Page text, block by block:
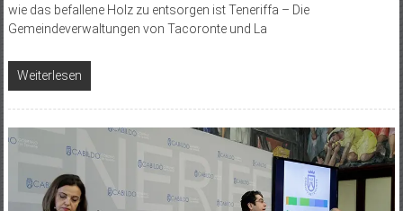
wie das befallene Holz zu entsorgen ist Teneriffa – Die
Gemeindeverwaltungen von Tacoronte und La
Weiterlesen